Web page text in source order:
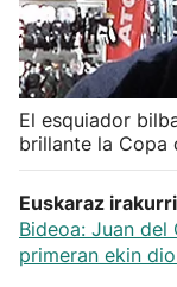
Balonmano
Kirolak 360
Atletismo
Carreras de
El esquiador
brillante la Copa
Euskaraz
Bideoa: Juan
primeran ekin